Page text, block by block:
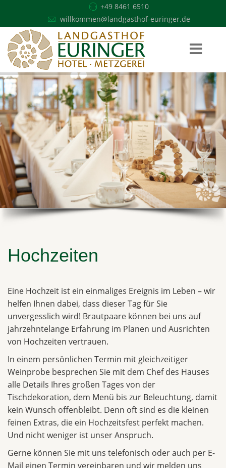
+49 8461 6510
willkommen@landgasthof-euringer.de
Hochzeiten
Eine Hochzeit ist ein einmaliges Ereignis im Leben – wir
helfen Ihnen dabei, dass dieser Tag für Sie
unvergesslich wird! Brautpaare können bei uns auf
jahrzehntelange Erfahrung im Planen und Ausrichten
von Hochzeiten vertrauen.
In einem persönlichen Termin mit gleichzeitiger
Weinprobe besprechen Sie mit dem Chef des Hauses
alle Details Ihres großen Tages von der
Tischdekoration, dem Menü bis zur Beleuchtung, damit
kein Wunsch offenbleibt. Denn oft sind es die kleinen
feinen Extras, die ein Hochzeitsfest perfekt machen.
Und nicht weniger ist unser Anspruch.
Gerne können Sie mit uns telefonisch oder auch per E-
Mail einen Termin vereinbaren und wir melden uns